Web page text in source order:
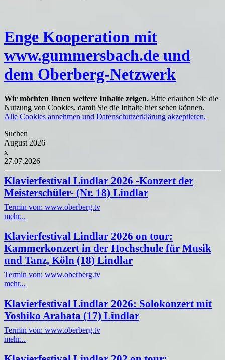
Enge Kooperation mit
www.gummersbach.de und
dem Oberberg-Netzwerk
Wir möchten Ihnen weitere Inhalte zeigen. Bitte erlauben Sie die
Nutzung von Cookies, damit Sie die Inhalte hier sehen können.
Alle Cookies annehmen und Datenschutzerklärung akzeptieren.
Suchen
August 2026
x
27.07.2026
Klavierfestival Lindlar 2026 -Konzert der
Meisterschüler- (Nr. 18) Lindlar
Termin von: www.oberberg.tv
mehr...
Klavierfestival Lindlar 2026 on tour:
Kammerkonzert in der Hochschule für Musik
und Tanz, Köln (18) Lindlar
Termin von: www.oberberg.tv
mehr...
Klavierfestival Lindlar 2026: Solokonzert mit
Yoshiko Arahata (17) Lindlar
Termin von: www.oberberg.tv
mehr...